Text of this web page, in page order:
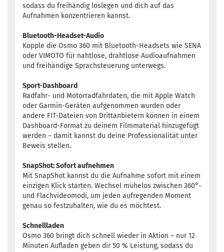
sodass du freihändig loslegen und dich auf das
Aufnahmen konzentrieren kannst.
Bluetooth-Headset-Audio
Kopple die Osmo 360 mit Bluetooth-Headsets wie SENA
oder VIMOTO für nahtlose, drahtlose Audioaufnahmen
und freihändige Sprachsteuerung unterwegs.
Sport-Dashboard
Radfahr- und Motorradfahrdaten, die mit Apple Watch
oder Garmin-Geräten aufgenommen wurden oder
andere FIT-Dateien von Drittanbietern können in einem
Dashboard-Format zu deinem Filmmaterial hinzugefügt
werden – damit kannst du deine Professionalität unter
Beweis stellen.
SnapShot: Sofort aufnehmen
Mit SnapShot kannst du die Aufnahme sofort mit einem
einzigen Klick starten. Wechsel mühelos zwischen 360°-
und Flachvideomodi, um jeden aufregenden Moment
genau so festzuhalten, wie du es möchtest.
Schnellladen
Osmo 360 bringt dich schnell wieder in Aktion – nur 12
Minuten Aufladen geben dir 50 % Leistung, sodass du